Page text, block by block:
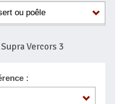
Vercors 3
: